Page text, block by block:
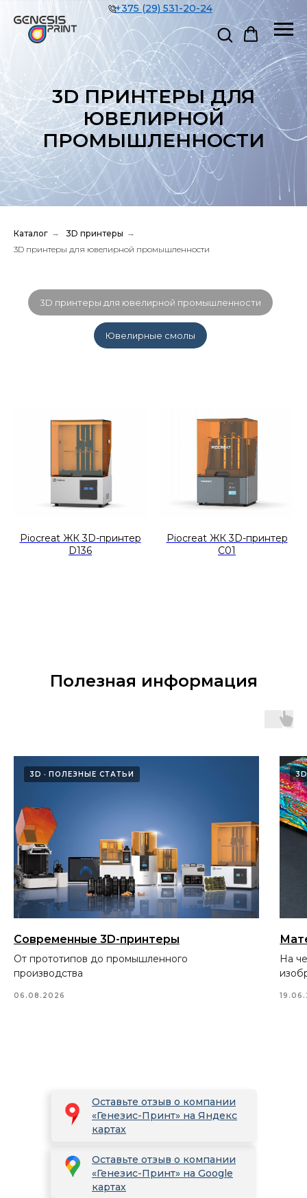
+375 (29) 531-20-24
3D ПРИНТЕРЫ ДЛЯ
ЮВЕЛИРНОЙ
ПРОМЫШЛЕННОСТИ
Каталог → 3D принтеры →
3D принтеры для ювелирной промышленности
3D принтеры для ювелирной промышленности
Ювелирные смолы
Piocreat ЖК 3D-принтер
D136
Piocreat ЖК 3D-принтер
С01
Полезная информация
3D ПОЛЕЗНЫЕ СТАТЬИ
Современные 3D-принтеры
От прототипов до промышленного
производства
06.08.2026
На
Оставьте отзыв о компании
«Генезис-Принт» на Google
картах
Оставьте отзыв о компании
«Генезис-Принт» на Яндекс
картах